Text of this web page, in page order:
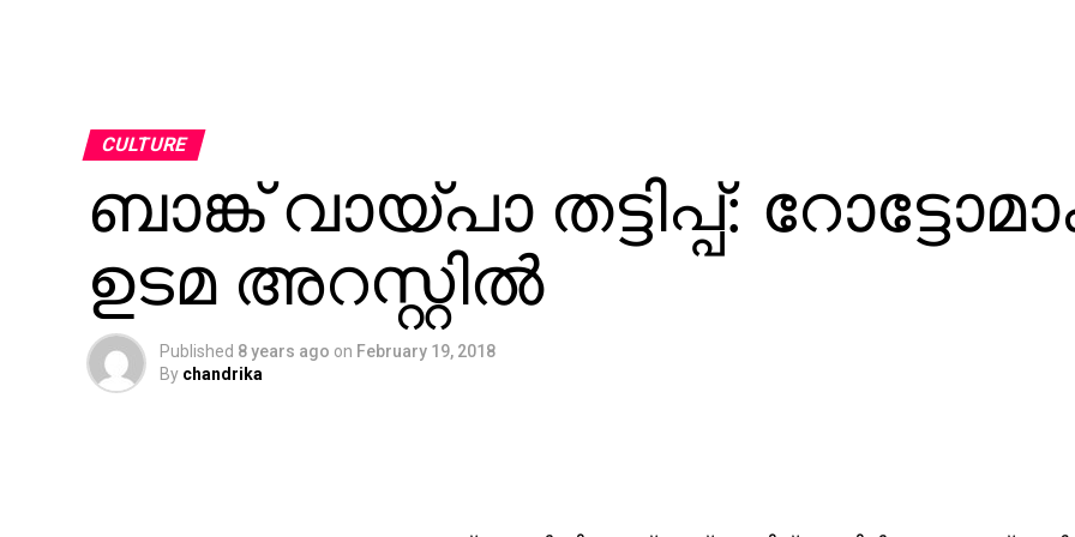
CULTURE
ബാങ്ക് വായ്പാ തട്ടിപ്പ്:
ഉടമ അറസ്റ്റില്‍
Published 8 years ago on February 19, 2018
By chandrika